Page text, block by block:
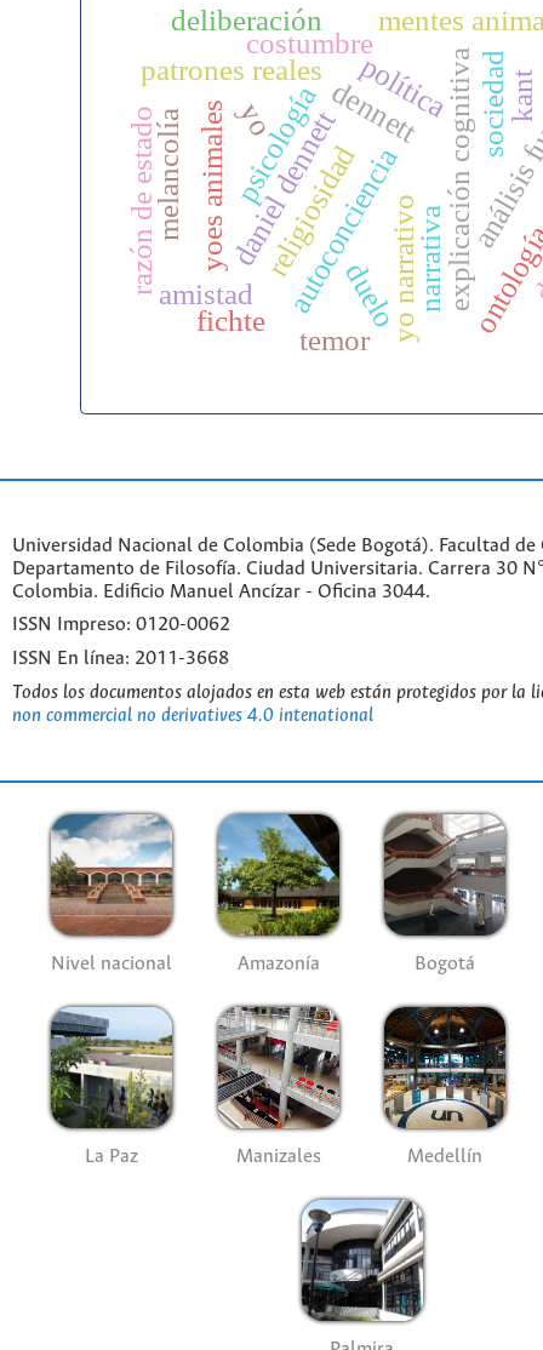
dennett explicación cognitiva
daniel dennett
yo
narrativa
patrones reales
autoconciencia
yoes animales
mentes
yo narrativo
psicología política
amistad
razón de estado
sociedad
costumbre
melancolía
duelo
temor
religiosidad
kant
fichte
deliberación
Universidad Nacional de Colombia (Sede Bogotá). Facultad de
Departamento de Filosofía. Ciudad Universitaria. Carrera 30
Colombia. Edificio Manuel Ancízar - Oficina 3044.
ISSN Impreso: 0120-0062
ISSN En línea: 2011-3668
Todos los documentos alojados en esta web están protegidos por la
non commercial no derivatives 4.0 intenational
Nivel nacional Amazonía Bogotá
La Paz Manizales Medellín